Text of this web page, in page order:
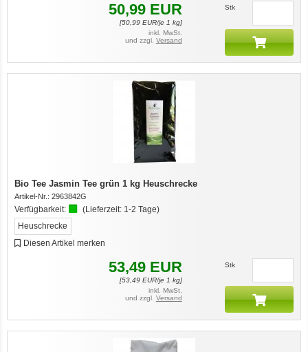
50,99 EUR
[50,99EUR/je 1 kg]
inkl. MwSt.
und zzgl. Versand
Stk
Bio Tee Jasmin Tee grün 1 kg Heuschrecke
Artikel-Nr.: 2963842G
Verfügbarkeit: (Lieferzeit: 1-2 Tage)
Heuschrecke
Diesen Artikel merken
53,49 EUR
[53,49EUR/je 1 kg]
inkl. MwSt.
und zzgl. Versand
Stk